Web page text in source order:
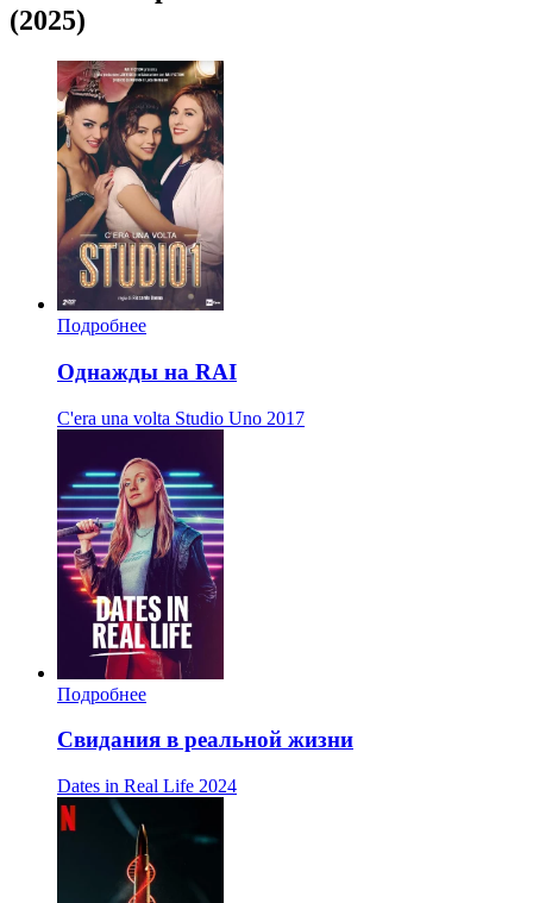
(2025)
Подробнее
Однажды на RAI
C'era una volta Studio Uno 2017
Подробнее
Свидания в реальной жизни
Dates in Real Life 2024